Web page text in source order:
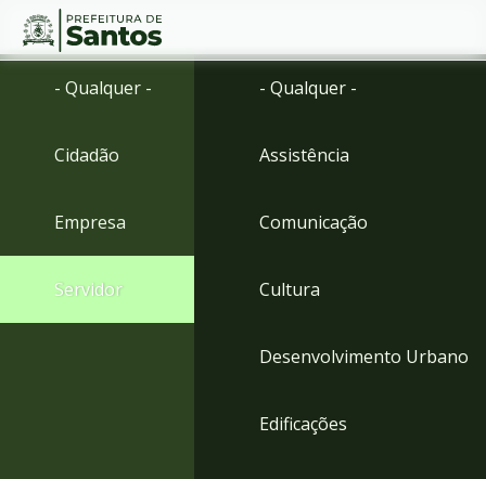
Ir
menu
para
Conteúdo
- Qualquer -
Cidadão
Empresa
Servidor
- Qualquer -
Assistência
Comunicação
Cultura
Desenvolvimento Urbano
Edificações